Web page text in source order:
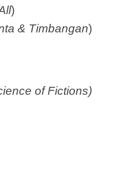
)
& Timbangan)
of Fictions)